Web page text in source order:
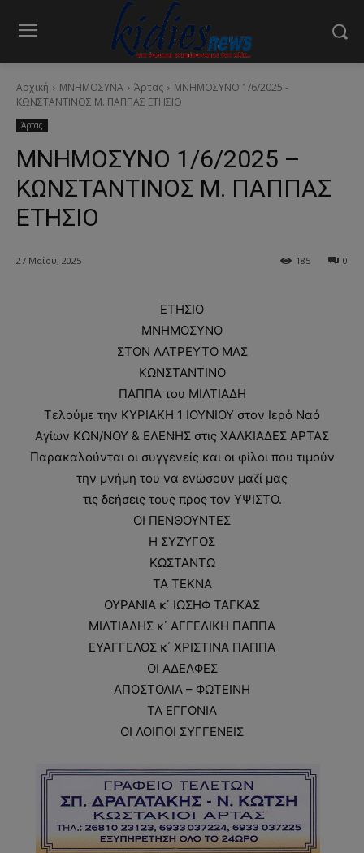
Αρχική ΜΝΗΜΟΣΥΝΑ Άρτας
ΜΝΗΜΟΣΥΝΟ 1/6/2025 -
ΚΩΝΣΤΑΝΤΙΝΟΣ Μ. ΠΑΠΠΑΣ ΕΤΗΣΙΟ
Άρτας
ΜΝΗΜΟΣΥΝΟ 1/6/2025 –
ΚΩΝΣΤΑΝΤΙΝΟΣ Μ. ΠΑΠΠΑΣ
ΕΤΗΣΙΟ
27 Μαΐου, 2025 0
185
ΕΤΗΣΙΟ
ΜΝΗΜΟΣΥΝΟ
ΣΤΟΝ ΛΑΤΡΕΥΤΟ ΜΑΣ
ΚΩΝΣΤΑΝΤΙΝΟ
ΠΑΠΠΑ του ΜΙΛΤΙΑΔΗ
Τελούμε την ΚΥΡΙΑΚΗ 1 ΙΟΥΝΙΟΥ στον Ιερό Ναό
Αγίων ΚΩΝ/ΝΟΥ & ΕΛΕΝΗΣ στις ΧΑΛΚΙΑΔΕΣ ΑΡΤΑΣ
Παρακαλούνται οι συγγενείς και οι φίλοι που τιμούν
την μνήμη του να ενώσουν μαζί μας
τις δεήσεις τους προς τον ΥΨΙΣΤΟ.
ΟΙ ΠΕΝΘΟΥΝΤΕΣ
Η ΣΥΖΥΓΟΣ
ΚΩΣΤΑΝΤΩ
ΤΑ ΤΕΚΝΑ
ΟΥΡΑΝΙΑ κ΄ ΙΩΣΗΦ ΤΑΓΚΑΣ
ΜΙΛΤΙΑΔΗΣ κ΄ ΑΓΓΕΛΙΚΗ ΠΑΠΠΑ
ΕΥΑΓΓΕΛΟΣ κ΄ ΧΡΙΣΤΙΝΑ ΠΑΠΠΑ
ΟΙ ΑΔΕΛΦΕΣ
ΑΠΟΣΤΟΛΙΑ – ΦΩΤΕΙΝΗ
ΤΑ ΕΓΓΟΝΙΑ
ΟΙ ΛΟΙΠΟΙ ΣΥΓΓΕΝΕΙΣ